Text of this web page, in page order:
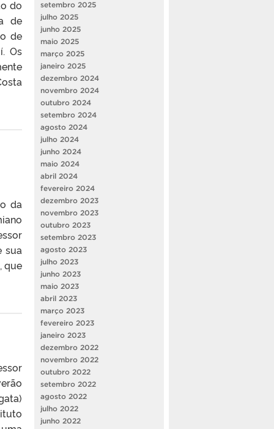
do
de
de
Os
da
sua
que
setembro 2025
julho 2025
junho 2025
maio 2025
março 2025
janeiro 2025
dezembro 2024
novembro 2024
outubro 2024
setembro 2024
agosto 2024
julho 2024
junho 2024
maio 2024
abril 2024
fevereiro 2024
dezembro 2023
novembro 2023
outubro 2023
setembro 2023
agosto 2023
julho 2023
junho 2023
maio 2023
abril 2023
março 2023
fevereiro 2023
janeiro 2023
dezembro 2022
novembro 2022
outubro 2022
setembro 2022
agosto 2022
julho 2022
junho 2022